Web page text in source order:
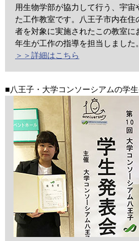
用生物学部が協力して行う、宇宙
た工作教室です。八王子市内在住
者を対象に実施されたこの教室に
年生が工作の指導を担当しました。
＞＞詳細はこちら
■八王子・大学コンソーシアムの学